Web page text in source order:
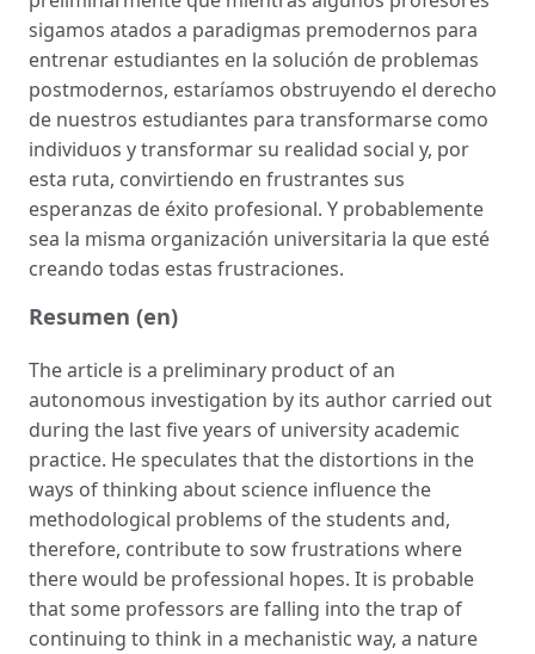
sigamos atados a paradigmas premodernos para
entrenar estudiantes en la solución de problemas
postmodernos, estaríamos obstruyendo el derecho
de nuestros estudiantes para transformarse como
individuos y transformar su realidad social y, por
esta ruta, convirtiendo en frustrantes sus
esperanzas de éxito profesional. Y probablemente
sea la misma organización universitaria la que esté
creando todas estas frustraciones.
Resumen (en)
The article is a preliminary product of an
autonomous investigation by its author carried out
during the last five years of university academic
practice. He speculates that the distortions in the
ways of thinking about science influence the
methodological problems of the students and,
therefore, contribute to sow frustrations where
there would be professional hopes. It is probable
that some professors are falling into the trap of
continuing to think in a mechanistic way, a nature